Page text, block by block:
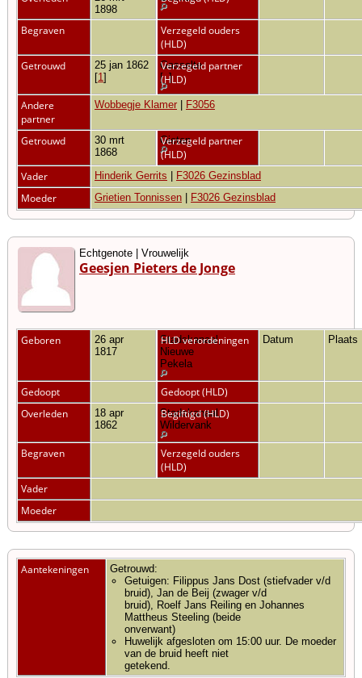
1898
Begraven
Verzegeld ouders
(HLD)
Getrouwd
25 jan 1862
[1 ]
Gasselte
[1]
Verzegeld partner
(HLD)
Andere
partner
Wobbegje Klamer F3056
Getrouwd
30 mrt
1868
Gieten
Verzegeld partner
(HLD)
Vader
Hinderik Gerrits F3026 Gezinsblad
Moeder Grietien Tonnissen F3026 Gezinsblad
Echtgenote | Vrouwelijk
Geesjen Pieters de Jonge
Geboren
26 apr
1817
Stadskanaal,
Nieuwe
Pekela
HLD verordeningen Datum Plaats
Gedoopt
Gedoopt (HLD)
Overleden
18 apr
1862
Stadskanaal,
Wildervank
Begiftigd (HLD)
Begraven
Verzegeld ouders
(HLD)
Vader
Moeder
Aantekeningen
Getrouwd:
Getuigen: Filippus Jans Dost (stiefvader v/d
bruid), Jan de Beij (zwager v/d
bruid), Roelf Jans Reiling en Johannes
Mattheus Steeling (beide
onverwant)
Huwelijk afgesloten om 15:00 uur. De moeder
van de bruid heeft niet
getekend.